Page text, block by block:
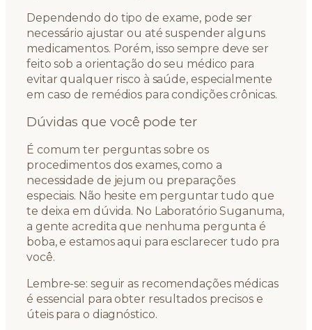
Dependendo do tipo de exame, pode ser
necessário ajustar ou até suspender alguns
medicamentos. Porém, isso sempre deve ser
feito sob a orientação do seu médico para
evitar qualquer risco à saúde, especialmente
em caso de remédios para condições crônicas.
Dúvidas que você pode ter
É comum ter perguntas sobre os
procedimentos dos exames, como a
necessidade de jejum ou preparações
especiais. Não hesite em perguntar tudo que
te deixa em dúvida. No Laboratório Suganuma,
a gente acredita que nenhuma pergunta é
boba, e estamos aqui para esclarecer tudo pra
você.
Lembre-se: seguir as recomendações médicas
é essencial para obter resultados precisos e
úteis para o diagnóstico.